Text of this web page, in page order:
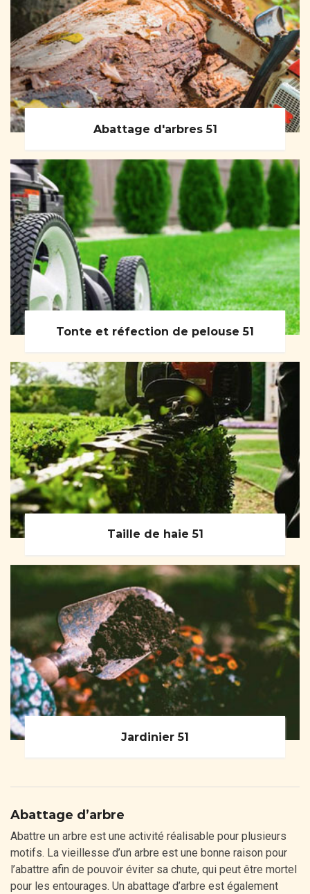
Abattage d'arbres 51
Tonte et réfection de pelouse 51
Taille de haie 51
Jardinier 51
Abattage d’arbre
Abattre un arbre est une activité réalisable pour plusieurs
motifs. La vieillesse d’un arbre est une bonne raison pour
l’abattre afin de pouvoir éviter sa chute, qui peut être mortel
pour les entourages. Un abattage d’arbre est également